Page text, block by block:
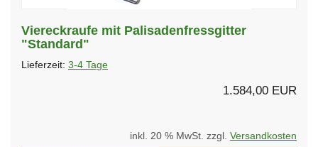
Viereckraufe mit Palisadenfressgitter
"Standard"
Lieferzeit: 3-4 Tage
1.584,00 EUR
inkl. 20 % MwSt. zzgl. Versandkosten